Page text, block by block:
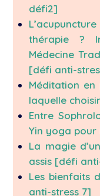
défi2]
thérapie ?
Médecine
[défi anti-
Méditation en
laquelle
Entre
Yin yoga
La magie
assis [défi
Les bienfaits
anti-stress 7]